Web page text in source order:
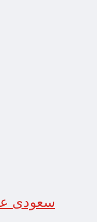
سعودی عرب کی